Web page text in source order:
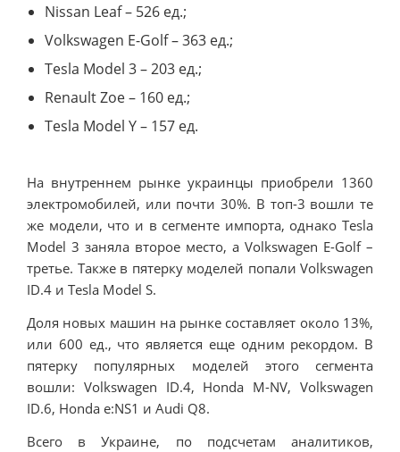
Nissan Leaf – 526 ед.;
Volkswagen E-Golf – 363 ед.;
Tesla Model 3 – 203 ед.;
Renault Zoe – 160 ед.;
Tesla Model Y – 157 ед.
На внутреннем рынке украинцы приобрели 1360
электромобилей, или почти 30%. В топ-3 вошли те
же модели, что и в сегменте импорта, однако Tesla
Model 3 заняла второе место, а Volkswagen E-Golf –
третье. Также в пятерку моделей попали Volkswagen
ID.4 и Tesla Model S.
Доля новых машин на рынке составляет около 13%,
или 600 ед., что является еще одним рекордом. В
пятерку популярных моделей этого сегмента
вошли: Volkswagen ID.4, Honda M-NV, Volkswagen
ID.6, Honda e:NS1 и Audi Q8.
Всего в Украине, по подсчетам аналитиков,